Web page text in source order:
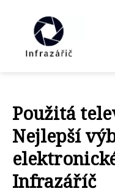
Použitá
Nejlepší
Infrazáříč